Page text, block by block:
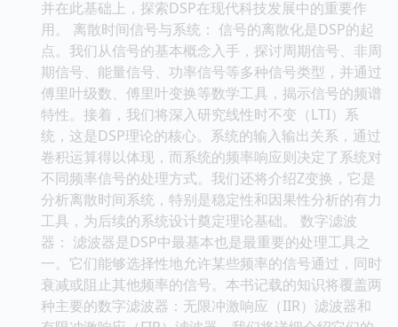
并在此基础上，探索DSP在现代科技发展中的重要作
用。 离散时间信号与系统： 信号的离散化是DSP的起
点。我们从信号的基本概念入手，探讨周期信号、非周
期信号、能量信号、功率信号等多种信号类型，并通过
傅里叶级数、傅里叶变换等数学工具，揭示信号的频谱
特性。接着，我们将深入研究线性时不变（LTI）系
统，这是DSP理论的核心。系统的输入输出关系，通过
卷积运算得以体现，而系统的频率响应则决定了系统对
不同频率信号的处理方式。我们还将介绍Z变换，它是
分析离散时间系统，特别是稳定性和因果性分析的有力
工具，为后续的系统设计奠定理论基础。 数字滤波
器： 滤波器是DSP中最基本也是最重要的处理工具之
一。它们能够选择性地允许某些频率的信号通过，同时
衰减或阻止其他频率的信号。本书记载的知识将覆盖两
种主要的数字滤波器：无限冲激响应（IIR）滤波器和